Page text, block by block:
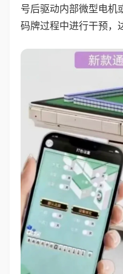
号后驱动内部微型电机
码牌过程中进行干预，